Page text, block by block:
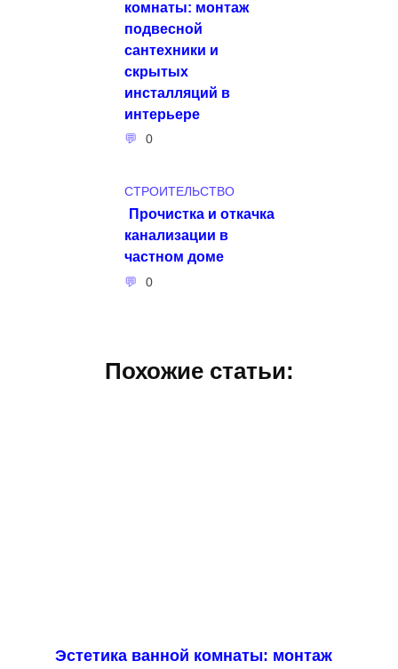
комнаты: монтаж
подвесной
сантехники и
скрытых
инсталляций в
интерьере
0
СТРОИТЕЛЬСТВО
Прочистка и откачка
канализации в
частном доме
0
Похожие статьи:
Эстетика ванной комнаты: монтаж